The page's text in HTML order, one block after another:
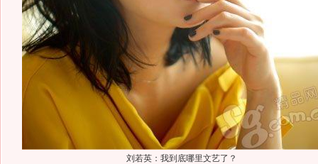
刘若英：我到底哪里文艺了？